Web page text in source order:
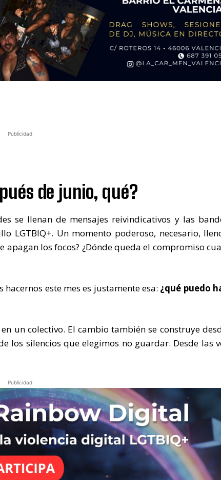
Publicidad
de junio, qué?
se llenan de mensajes reivindicativos y las
LGTBIQ+. Un momento poderoso, necesario,
los focos? ¿Dónde queda el compromiso
este mes es justamente esa: ¿qué puedo
un colectivo. El cambio también se construye
los silencios que elegimos no guardar. Desde las
Publicidad